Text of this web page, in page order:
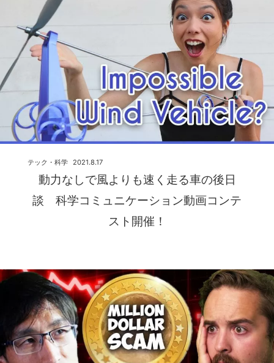
動力なしで風よりも速く走る車の後日
談 科学コミュニケーション動画コンテ
スト開催！
2021.8.17
テック・科学